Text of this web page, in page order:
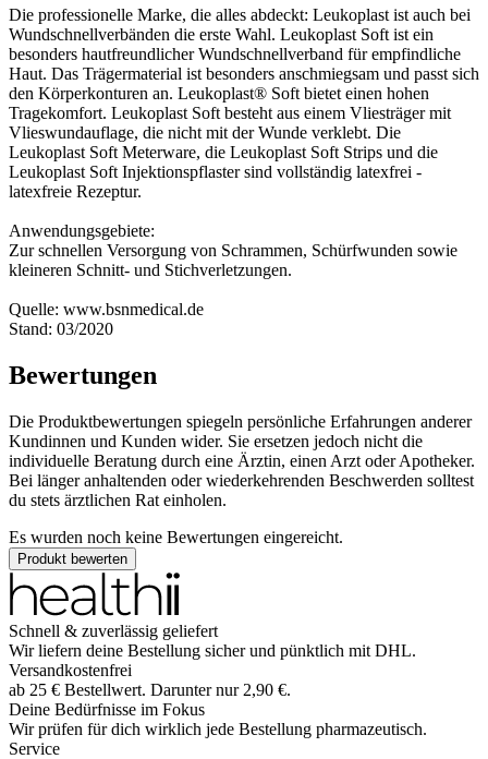
Die professionelle Marke, die alles abdeckt: Leukoplast ist auch bei
Wundschnellverbänden die erste Wahl. Leukoplast Soft ist ein
besonders hautfreundlicher Wundschnellverband für empfindliche
Haut. Das Trägermaterial ist besonders anschmiegsam und passt sich
den Körperkonturen an. Leukoplast® Soft bietet einen hohen
Tragekomfort. Leukoplast Soft besteht aus einem Vliesträger mit
Vlieswundauflage, die nicht mit der Wunde verklebt. Die
Leukoplast Soft Meterware, die Leukoplast Soft Strips und die
Leukoplast Soft Injektionspflaster sind vollständig latexfrei -
latexfreie Rezeptur.
Anwendungsgebiete:
Zur schnellen Versorgung von Schrammen, Schürfwunden sowie
kleineren Schnitt- und Stichverletzungen.
Quelle: www.bsnmedical.de
Stand: 03/2020
Bewertungen
Die Produktbewertungen spiegeln persönliche Erfahrungen anderer
Kundinnen und Kunden wider. Sie ersetzen jedoch nicht die
individuelle Beratung durch eine Ärztin, einen Arzt oder Apotheker.
Bei länger anhaltenden oder wiederkehrenden Beschwerden solltest
du stets ärztlichen Rat einholen.
Es wurden noch keine Bewertungen eingereicht.
Produkt bewerten
Schnell & zuverlässig geliefert
Wir liefern deine Bestellung sicher und pünktlich mit DHL.
Versandkostenfrei
ab 25 € Bestellwert. Darunter nur 2,90 €.
Deine Bedürfnisse im Fokus
Wir prüfen für dich wirklich jede Bestellung pharmazeutisch.
Service